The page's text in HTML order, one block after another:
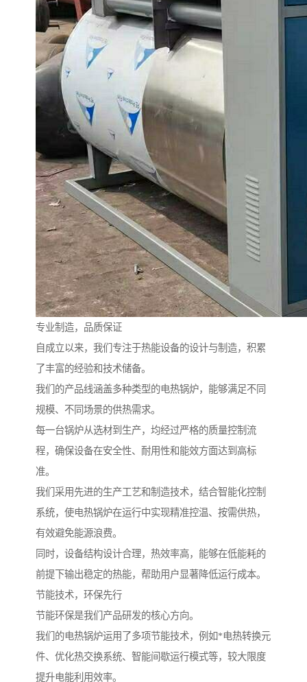
专业制造，品质保证
自成立以来，我们专注于热能设备的设计与制造，积累
了丰富的经验和技术储备。
我们的产品线涵盖多种类型的电热锅炉，能够满足不同
规模、不同场景的供热需求。
每一台锅炉从选材到生产，均经过严格的质量控制流
程，确保设备在安全性、耐用性和能效方面达到高标
准。
我们采用先进的生产工艺和制造技术，结合智能化控制
系统，使电热锅炉在运行中实现精准控温、按需供热，
有效避免能源浪费。
同时，设备结构设计合理，热效率高，能够在低能耗的
前提下输出稳定的热能，帮助用户显著降低运行成本。
节能技术，环保先行
节能环保是我们产品研发的核心方向。
我们的电热锅炉运用了多项节能技术，例如*电热转换元
件、优化热交换系统、智能间歇运行模式等，较大限度
提升电能利用效率。